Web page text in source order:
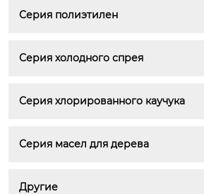
Серия полиэтилен
Серия холодного спрея
Серия хлорированного каучука
Серия масел для дерева
Другие